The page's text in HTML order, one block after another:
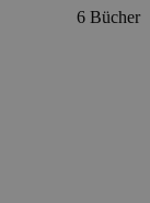
6 Bücher